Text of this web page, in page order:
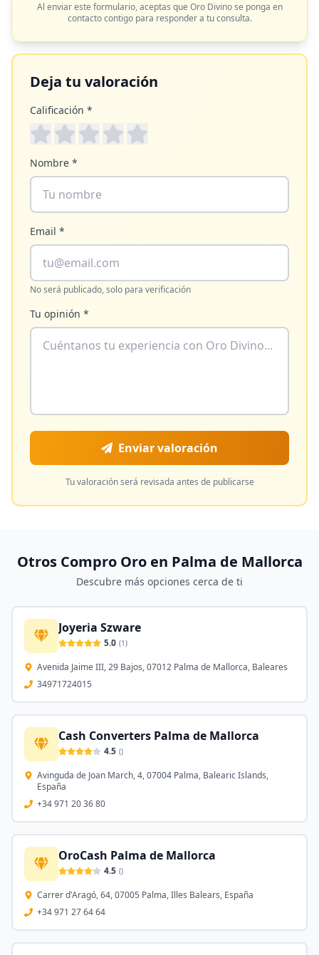
Al enviar este formulario, aceptas que Oro Divinose ponga en
contacto contigo para responder a tu consulta.
Deja tu valoración
Calificación *
Nombre *
Email *
No será publicado, solo para verificación
Tu opinión *
Enviar valoración
Tu valoración será revisada antes de publicarse
Otros Compro Oro en Palma de Mallorca
Descubre más opciones cerca de ti
Joyeria Szware
5.0 (1)
Avenida Jaime III, 29 Bajos, 07012 Palma de Mallorca, Baleares
34971724015
Cash Converters Palma de Mallorca
4.5 ()
Avinguda de Joan March, 4, 07004 Palma, Balearic Islands,
España
+34 971 20 36 80
OroCash Palma de Mallorca
4.5 ()
Carrer d'Aragó, 64, 07005 Palma, Illes Balears, España
+34 971 27 64 64